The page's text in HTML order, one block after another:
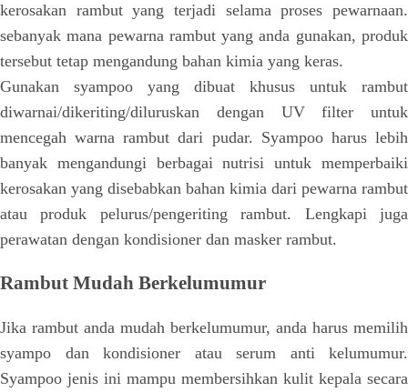
kerosakan rambut yang terjadi selama proses pewarnaan.
sebanyak mana pewarna rambut yang anda gunakan, produk
tersebut tetap mengandung bahan kimia yang keras.
Gunakan syampoo yang dibuat khusus untuk rambut
diwarnai/dikeriting/diluruskan dengan UV filter untuk
mencegah warna rambut dari pudar. Syampoo harus lebih
banyak mengandungi berbagai nutrisi untuk memperbaiki
kerosakan yang disebabkan bahan kimia dari pewarna rambut
atau produk pelurus/pengeriting rambut. Lengkapi juga
perawatan dengan kondisioner dan masker rambut.
Rambut Mudah Berkelumumur
Jika rambut anda mudah berkelumumur, anda harus memilih
syampo dan kondisioner atau serum anti kelumumur.
Syampoo jenis ini mampu membersihkan kulit kepala secara